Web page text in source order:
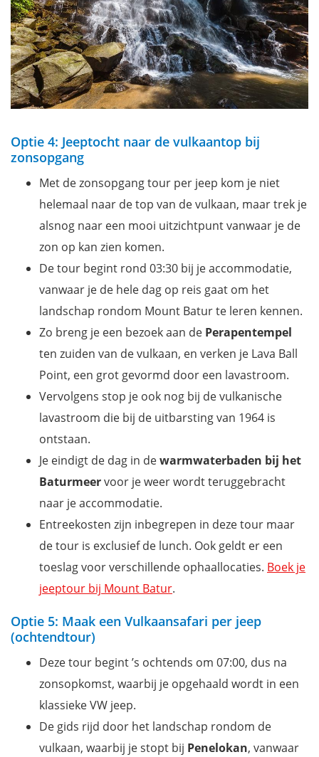
Optie 4: Jeeptocht naar de vulkaantop bij
zonsopgang
Met de zonsopgang tour per jeep kom je niet
helemaal naar de top van de vulkaan, maar trek je
alsnog naar een mooi uitzichtpunt vanwaar je de
zon op kan zien komen.
De tour begint rond 03:30 bij je accommodatie,
vanwaar je de hele dag op reis gaat om het
landschap rondom Mount Batur te leren kennen.
Zo breng je een bezoek aan de Perapentempel
ten zuiden van de vulkaan, en verken je Lava Ball
Point, een grot gevormd door een lavastroom.
Vervolgens stop je ook nog bij de vulkanische
lavastroom die bij de uitbarsting van 1964 is
ontstaan.
Je eindigt de dag in dewarmwaterbaden bij het
Baturmeervoor je weer wordt teruggebracht
naar je accommodatie.
Entreekosten zijn inbegrepen in deze tour maar
de tour is exclusief de lunch. Ook geldt er een
toeslag voor verschillende ophaallocaties. Boek je
jeeptour bij Mount Batur.
Optie 5: Maak een Vulkaansafari per jeep
(ochtendtour)
Deze tour begint ’s ochtends om 07:00, dus na
zonsopkomst, waarbij je opgehaald wordt in een
klassieke VW jeep.
De gids rijd door het landschap rondom de
vulkaan, waarbij je stopt bij Penelokan, vanwaar